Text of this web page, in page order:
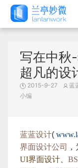
写在中秋
超凡的设
2015-9-27
蓝
小编
蓝蓝设计(
界面设计公司
UI界面设计